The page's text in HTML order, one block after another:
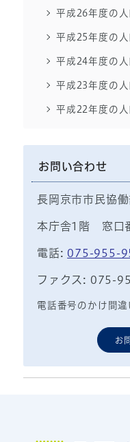
平成26年度の人
平成25年度の人
平成24年度の人
平成23年度の人
平成22年度の人
お問い合わせ
長岡京市市民協
本庁舎1階 窓口
電話: 075-955-
ファクス: 075-
電話番号のかけ間違
お